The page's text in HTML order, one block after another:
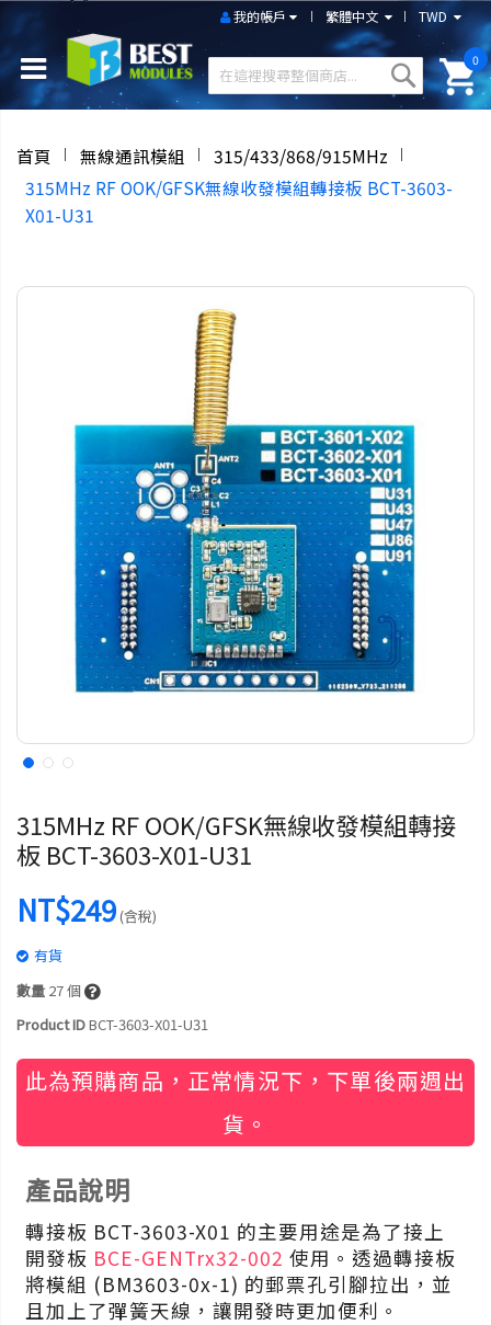
TWD
繁體中文
我的帳戶
0
首頁 無線通訊模組
315/433/868/915MHz
315MHz RF OOK/GFSK無線收發模組轉接板 BCT-3603-
X01-U31
315MHz RF OOK/GFSK無線收發模組轉接
板 BCT-3603-X01-U31
NT$249(含稅)
有貨
數量 27個
Product IDBCT-3603-X01-U31
此為預購商品，正常情況下，下單後兩週出
貨。
產品說明
轉接板 BCT-3603-X01 的主要用途是為了接上
開發板 BCE-GENTrx32-002 使用。透過轉接板
將模組 (BM3603-0x-1) 的郵票孔引腳拉出，並
且加上了彈簧天線，讓開發時更加便利。